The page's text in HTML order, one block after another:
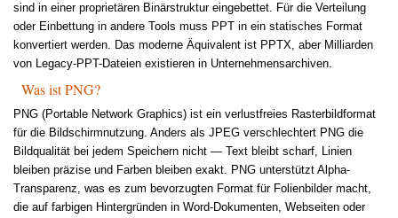
sind in einer proprietären Binärstruktur eingebettet. Für die Verteilung
oder Einbettung in andere Tools muss PPT in ein statisches Format
konvertiert werden. Das moderne Äquivalent ist PPTX, aber Milliarden
von Legacy-PPT-Dateien existieren in Unternehmensarchiven.
Was ist PNG?
PNG (Portable Network Graphics) ist ein verlustfreies Rasterbildformat
für die Bildschirmnutzung. Anders als JPEG verschlechtert PNG die
Bildqualität bei jedem Speichern nicht — Text bleibt scharf, Linien
bleiben präzise und Farben bleiben exakt. PNG unterstützt Alpha-
Transparenz, was es zum bevorzugten Format für Folienbilder macht,
die auf farbigen Hintergründen in Word-Dokumenten, Webseiten oder